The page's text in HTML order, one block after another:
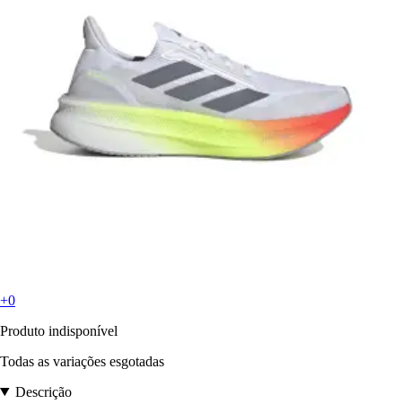
+0
Produto indisponível
Todas as variações esgotadas
Descrição